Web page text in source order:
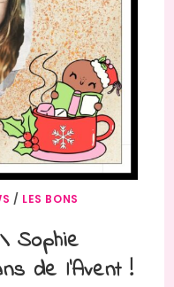
/ LES BONS
Sophie
de l’Avent !